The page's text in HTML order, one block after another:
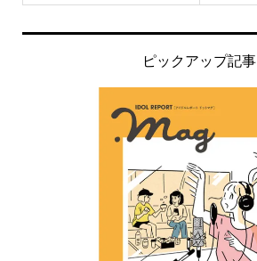
ピックアップ記事